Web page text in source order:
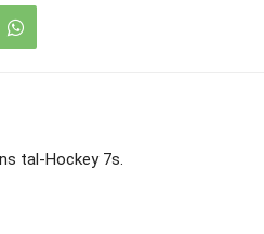
tal-Hockey 7s.